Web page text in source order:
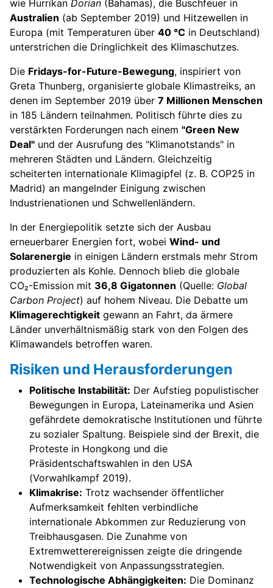
wie Hurrikan Dorian (Bahamas), die Buschfeuer in
Australien (ab September 2019) und Hitzewellen in
Europa (mit Temperaturen über 40 °C in Deutschland)
unterstrichen die Dringlichkeit des Klimaschutzes.
Die Fridays-for-Future-Bewegung, inspiriert von
Greta Thunberg, organisierte globale Klimastreiks, an
denen im September 2019 über 7 Millionen Menschen
in 185 Ländern teilnahmen. Politisch führte dies zu
verstärkten Forderungen nach einem "Green New
Deal" und der Ausrufung des "Klimanotstands" in
mehreren Städten und Ländern. Gleichzeitig
scheiterten internationale Klimagipfel (z. B. COP25 in
Madrid) an mangelnder Einigung zwischen
Industrienationen und Schwellenländern.
In der Energiepolitik setzte sich der Ausbau
erneuerbarer Energien fort, wobei Wind- und
Solarenergie in einigen Ländern erstmals mehr Strom
produzierten als Kohle. Dennoch blieb die globale
CO₂-Emission mit 36,8 Gigatonnen (Quelle: Global
Carbon Project) auf hohem Niveau. Die Debatte um
Klimagerechtigkeit gewann an Fahrt, da ärmere
Länder unverhältnismäßig stark von den Folgen des
Klimawandels betroffen waren.
Risiken und Herausforderungen
Politische Instabilität: Der Aufstieg populistischer
Bewegungen in Europa, Lateinamerika und Asien
gefährdete demokratische Institutionen und führte
zu sozialer Spaltung. Beispiele sind der Brexit, die
Proteste in Hongkong und die
Präsidentschaftswahlen in den USA
(Vorwahlkampf 2019).
Klimakrise: Trotz wachsender öffentlicher
Aufmerksamkeit fehlten verbindliche
internationale Abkommen zur Reduzierung von
Treibhausgasen. Die Zunahme von
Extremwetterereignissen zeigte die dringende
Notwendigkeit von Anpassungsstrategien.
Technologische Abhängigkeiten: Die Dominanz